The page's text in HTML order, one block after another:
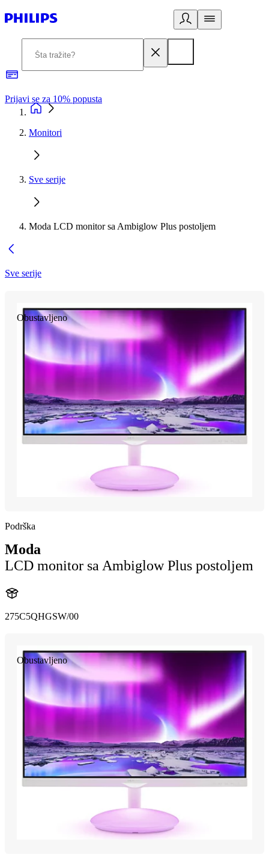
Prijavi se za 10% popusta
Monitori
Sve serije
Moda LCD monitor sa Ambiglow Plus postoljem
Sve serije
Obustavljeno
Podrška
Moda
LCD monitor sa Ambiglow Plus postoljem
275C5QHGSW/00
Obustavljeno